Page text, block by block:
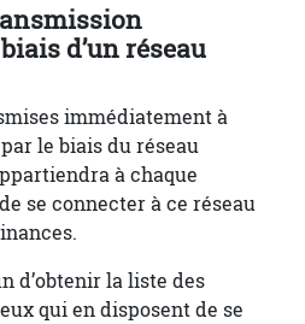
d’un réseau
immédiatement à
le biais du réseau
à chaque
se connecter à ce réseau
d’obtenir la liste des
qui en disposent de se